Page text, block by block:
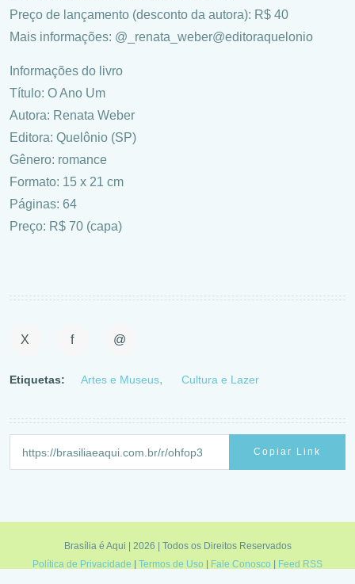
Preço de lançamento (desconto da autora): R$ 40
Mais informações: @_renata_weber@editoraquelonio
Informações do livro
Título: O Ano Um
Autora: Renata Weber
Editora: Quelônio (SP)
Gênero: romance
Formato: 15 x 21 cm
Páginas: 64
Preço: R$ 70 (capa)
X f @
Etiquetas: Artes e Museus Cultura e Lazer
Copiar Link
Brasília é Aqui | 2026 | Todos os Direitos Reservados
Política de Privacidade
Termos de Uso Fale Conosco
Feed RSS